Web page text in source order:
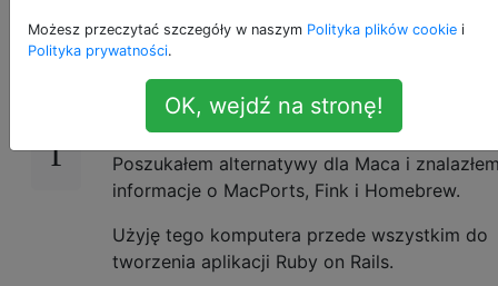
154
Właśnie migruję z Ubuntu Linux na Maca,
W systemie Linux miałem doskonałą apt-get
zarządzania pakietami oprogramowania.
Poszukałem alternatywy dla Maca i
informacje o MacPorts, Fink i Homebrew.
Użyję tego komputera przede wszystkim do
tworzenia aplikacji Ruby on Rails.
Możesz przeczytać szczegóły w naszym Polityka plików cookie i
Polityka prywatności.
OK, wejdź na stronę!